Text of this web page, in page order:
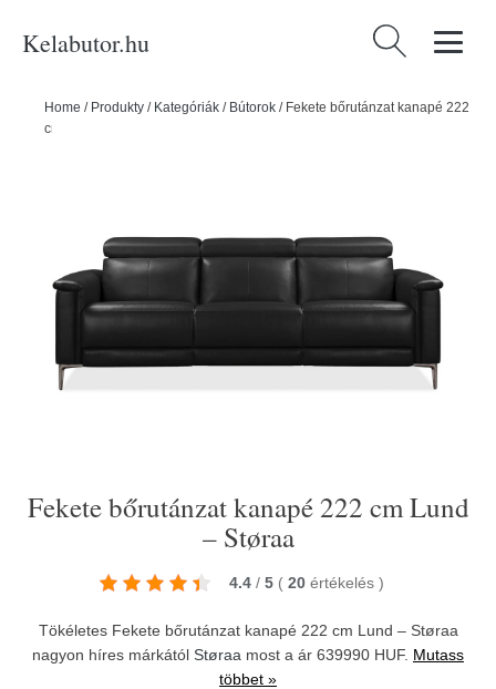
Kelabutor.hu Keresés:
Home / Produkty / Kategóriák / Bútorok / Fekete bőrutánzat kanapé 222
cm Lund – Støraa
Fekete bőrutánzat kanapé 222 cm Lund
– Støraa
4.4 / 5 ( 20 értékelés )
Tökéletes Fekete bőrutánzat kanapé 222 cm Lund – Støraa
nagyon híres márkától Støraa most a ár 639990 HUF. Mutass
többet »